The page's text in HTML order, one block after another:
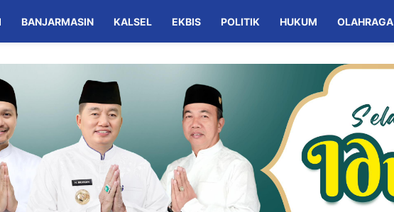
BANJARMASIN KALSEL EKBIS POLITIK HUKUM OLAHRAGA